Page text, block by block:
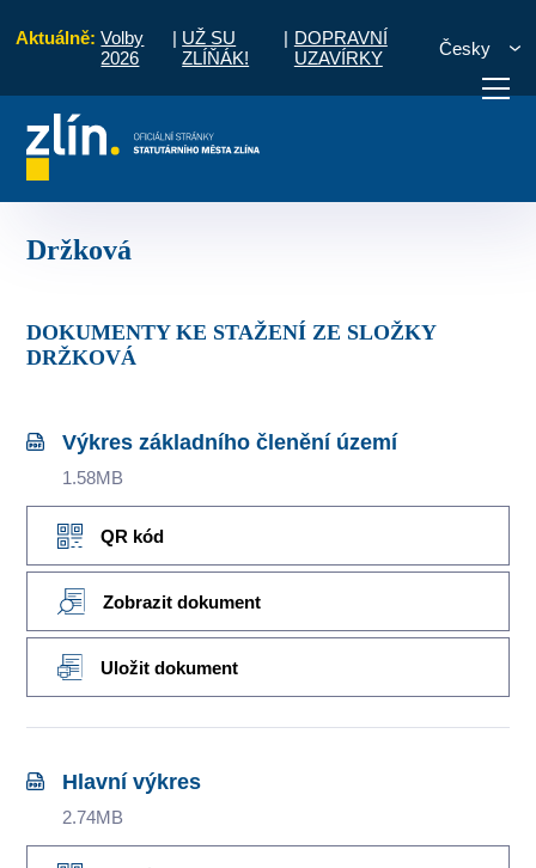
Aktuálně: Volby
2026
| UŽ SU
ZLÍŇÁK!
| DOPRAVNÍ
UZAVÍRKY
Česky
vyřídit
Držková
DOKUMENTY KE STAŽENÍ ZE SLOŽKY
DRŽKOVÁ
Výkres základního členění území
1.58MB
QR kód
Zobrazit dokument
Uložit dokument
Hlavní výkres
2.74MB